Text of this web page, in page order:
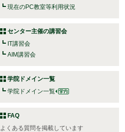
現在のPC教室等利用状況
センター主催の講習会
IT講習会
AIM講習会
学院ドメイン一覧
学院ドメイン一覧
FAQ
よくある質問を掲載しています